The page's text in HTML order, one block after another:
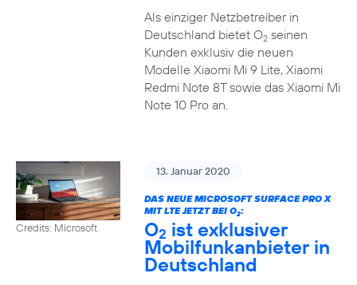
Als einziger Netzbetreiber in
Deutschland bietet O2seinen
Kunden exklusiv die neuen
Modelle Xiaomi Mi 9 Lite, Xiaomi
Redmi Note 8T sowie das Xiaomi Mi
Note 10 Pro an.
Credits: Microsoft
13. Januar 2020
DAS NEUE MICROSOFT SURFACE PRO X
MIT LTE JETZT BEI O2:
O2 ist exklusiver
Mobilfunkanbieter in
Deutschland